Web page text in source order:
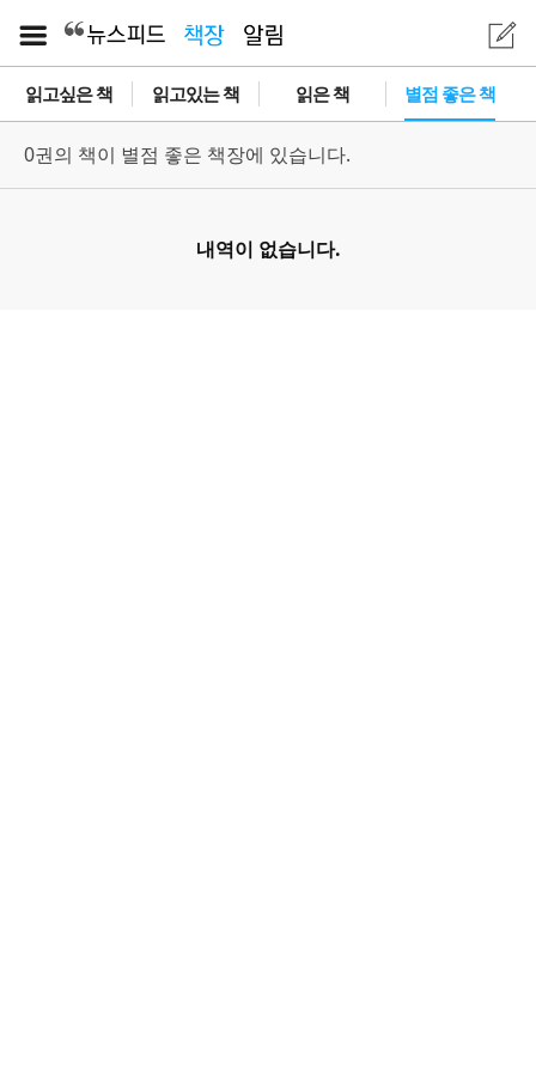
읽고싶은 책 읽고있는 책 읽은 책 별점 좋은 책
0권의 책이 별점 좋은 책장에 있습니다.
내역이 없습니다.